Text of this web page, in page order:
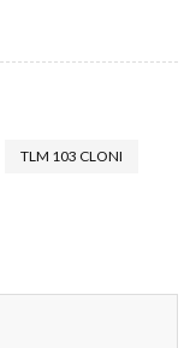
TLM 103 CLONI